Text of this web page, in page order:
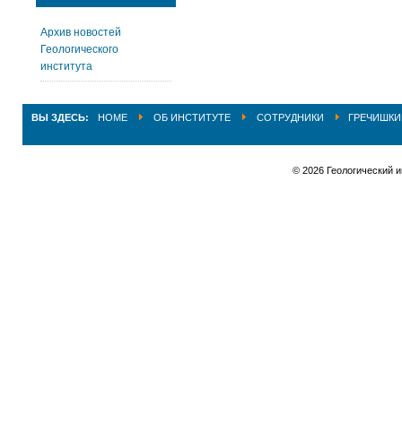
Архив новостей
Геологического
института
ВЫ ЗДЕСЬ: HOME ОБ ИНСТИТУТЕ СОТРУДНИКИ
© 2026 Геологический